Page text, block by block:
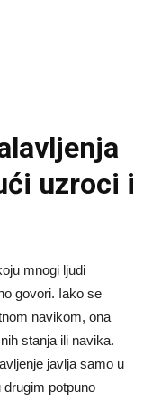
uzroci i
mnogi ljudi
govori. Iako se
navikom, ona
stanja ili navika.
javlja samo u
potpuno